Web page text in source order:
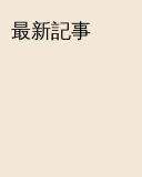
最新記事